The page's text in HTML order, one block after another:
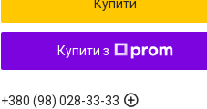
Купити
Купити з
+380 (98) 028-33-33